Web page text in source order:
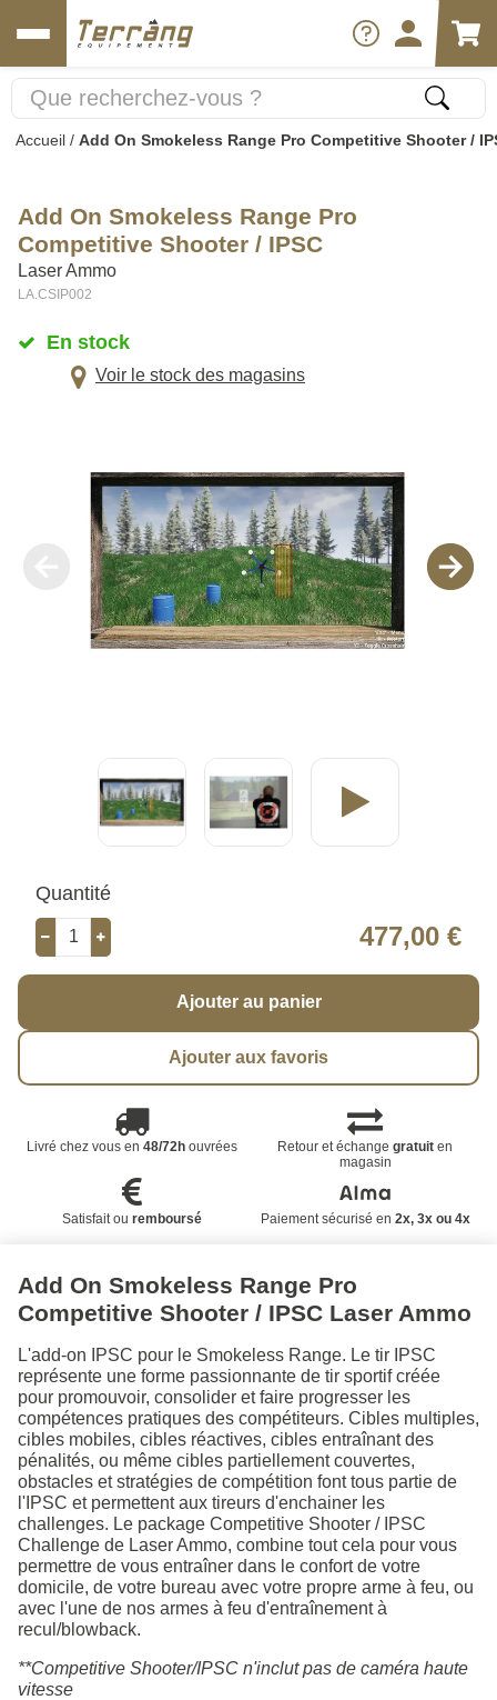
Accueil / Add On Smokeless Range Pro Competitive Shooter /
Add On Smokeless Range Pro
Competitive Shooter / IPSC
Laser Ammo
LA.CSIP002
En stock
Voir le stock des magasins
Quantité
477,00 €
Ajouter au panier
Ajouter aux favoris
Livré chez vous en 48/72houvrées Retour et échangegratuit en
magasin
Satisfait ou remboursé Paiement sécurisé en 2x, 3x ou 4x
Add On Smokeless Range Pro
Competitive Shooter / IPSC Laser Ammo
L'add-on IPSC pour le Smokeless Range. Le tir IPSC
représente une forme passionnante de tir sportif créée
pour promouvoir, consolider et faire progresser les
compétences pratiques des compétiteurs. Cibles multiples,
cibles mobiles, cibles réactives, cibles entraînant des
pénalités, ou même cibles partiellement couvertes,
obstacles et stratégies de compétition font tous partie de
l'IPSC et permettent aux tireurs d'enchainer les
challenges. Le package Competitive Shooter / IPSC
Challenge de Laser Ammo, combine tout cela pour vous
permettre de vous entraîner dans le confort de votre
domicile, de votre bureau avec votre propre arme à feu, ou
avec l'une de nos armes à feu d'entraînement à
recul/blowback.
**Competitive Shooter/IPSC n'inclut pas de caméra haute
vitesse